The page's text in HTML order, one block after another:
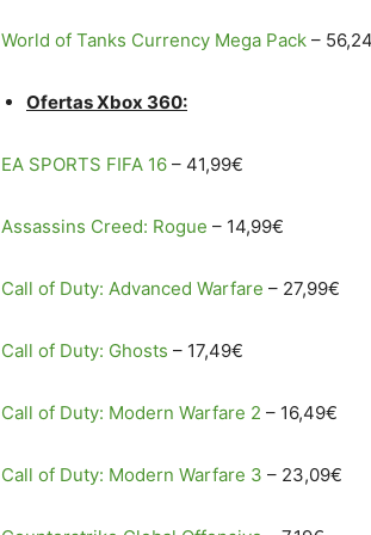
World of Tanks Currency Mega Pack –
Ofertas Xbox 360:
EA SPORTS FIFA 16 – 41,99€
Assassins Creed: Rogue – 14,99€
Call of Duty: Advanced Warfare – 27,99€
Call of Duty: Ghosts – 17,49€
Call of Duty: Modern Warfare 2 – 16,49€
Call of Duty: Modern Warfare 3 – 23,09€